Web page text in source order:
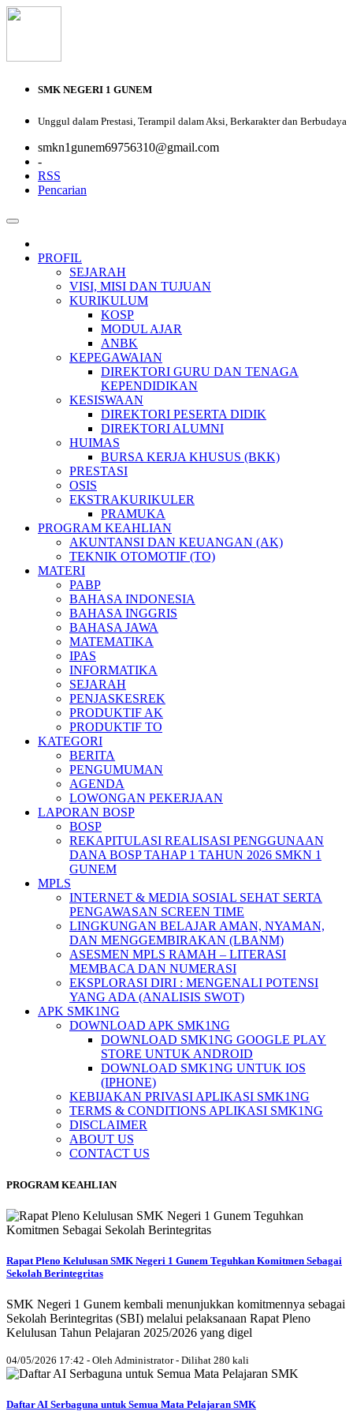
SMK NEGERI 1 GUNEM
Unggul dalam Prestasi, Terampil dalam Aksi, Berkarakter dan Berbudaya
smkn1gunem69756310@gmail.com
-
RSS
Pencarian
PROFIL
SEJARAH
VISI, MISI DAN TUJUAN
KURIKULUM
KOSP
MODUL AJAR
ANBK
KEPEGAWAIAN
DIREKTORI GURU DAN TENAGA
KEPENDIDIKAN
KESISWAAN
DIREKTORI PESERTA DIDIK
DIREKTORI ALUMNI
HUIMAS
BURSA KERJA KHUSUS (BKK)
PRESTASI
OSIS
EKSTRAKURIKULER
PRAMUKA
PROGRAM KEAHLIAN
AKUNTANSI DAN KEUANGAN (AK)
TEKNIK OTOMOTIF (TO)
MATERI
PABP
BAHASA INDONESIA
BAHASA INGGRIS
BAHASA JAWA
MATEMATIKA
IPAS
INFORMATIKA
SEJARAH
PENJASKESREK
PRODUKTIF AK
PRODUKTIF TO
KATEGORI
BERITA
PENGUMUMAN
AGENDA
LOWONGAN PEKERJAAN
LAPORAN BOSP
BOSP
REKAPITULASI REALISASI PENGGUNAAN
DANA BOSP TAHAP 1 TAHUN 2026 SMKN 1
GUNEM
MPLS
INTERNET & MEDIA SOSIAL SEHAT SERTA
PENGAWASAN SCREEN TIME
LINGKUNGAN BELAJAR AMAN, NYAMAN,
DAN MENGGEMBIRAKAN (LBANM)
ASESMEN MPLS RAMAH – LITERASI
MEMBACA DAN NUMERASI
EKSPLORASI DIRI : MENGENALI POTENSI
YANG ADA (ANALISIS SWOT)
APK SMK1NG
DOWNLOAD APK SMK1NG
DOWNLOAD SMK1NG GOOGLE PLAY
STORE UNTUK ANDROID
DOWNLOAD SMK1NG UNTUK IOS
(IPHONE)
KEBIJAKAN PRIVASI APLIKASI SMK1NG
TERMS & CONDITIONS APLIKASI SMK1NG
DISCLAIMER
ABOUT US
CONTACT US
PROGRAM KEAHLIAN
Rapat Pleno Kelulusan SMK Negeri 1 Gunem Teguhkan Komitmen Sebagai
Sekolah Berintegritas
SMK Negeri 1 Gunem kembali menunjukkan komitmennya sebagai
Sekolah Berintegritas (SBI) melalui pelaksanaan Rapat Pleno
Kelulusan Tahun Pelajaran 2025/2026 yang digel
04/05/2026 17:42 - Oleh Administrator - Dilihat 280 kali
Daftar AI Serbaguna untuk Semua Mata Pelajaran SMK